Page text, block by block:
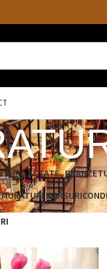
LACTATE,
30
BORSURI
10